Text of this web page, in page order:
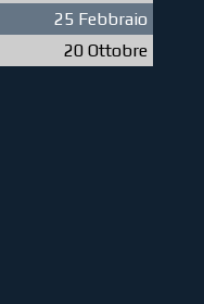
25 Febbraio
20 Ottobre